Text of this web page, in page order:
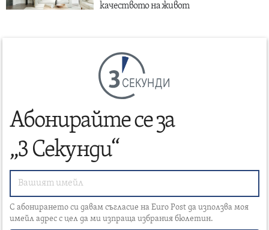
качеството на живот
СЕКУНДИ
Абонирайте се за
„3 Секунди“
С абонирането си давам съгласие на Euro Post да използва моя
имейл адрес с цел да ми изпраща избрания бюлетин.